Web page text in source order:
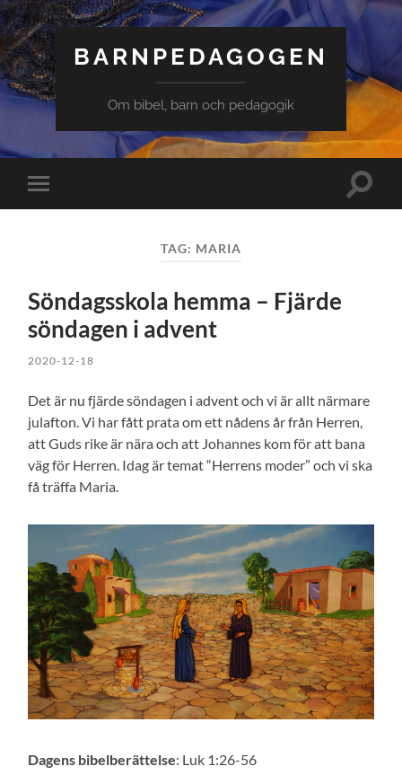
BARNPEDAGOGEN
Om bibel, barn och pedagogik
på/av
Slå
TAG: MARIA
Söndagsskola hemma – Fjärde
söndagen i advent
2020-12-18
Det är nu fjärde söndagen i advent och vi är allt närmare
julafton. Vi har fått prata om ett nådens år från Herren,
att Guds rike är nära och att Johannes kom för att bana
väg för Herren. Idag är temat “Herrens moder” och vi ska
få träffa Maria.
Dagens bibelberättelse: Luk 1:26-56